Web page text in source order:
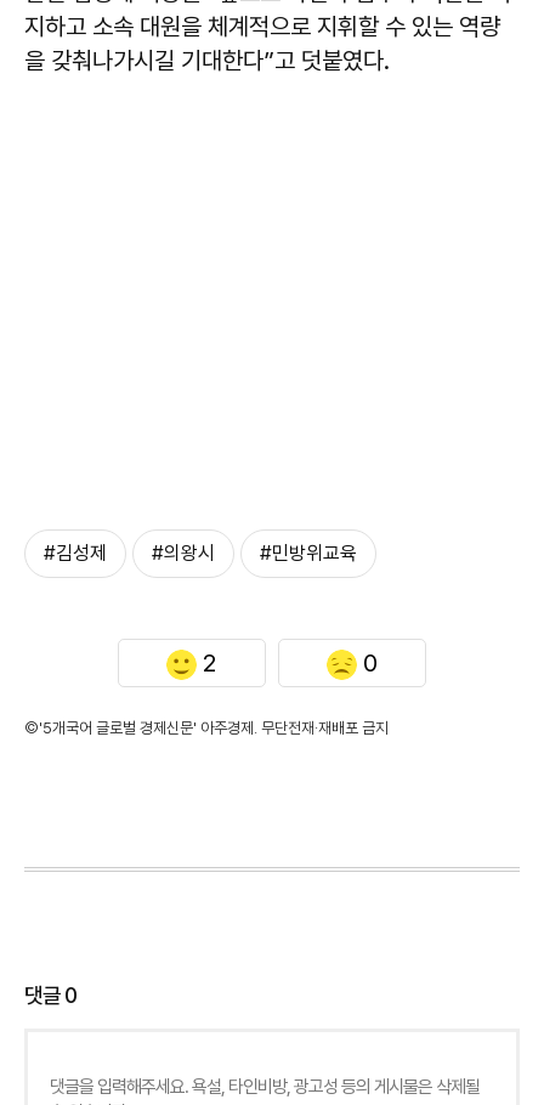
지하고 소속 대원을 체계적으로 지휘할 수 있는 역량
을 갖춰나가시길 기대한다”고 덧붙였다.
#김성제 #의왕시 #민방위교육
2 0
©'5개국어 글로벌 경제신문' 아주경제. 무단전재·재배포 금지
댓글0